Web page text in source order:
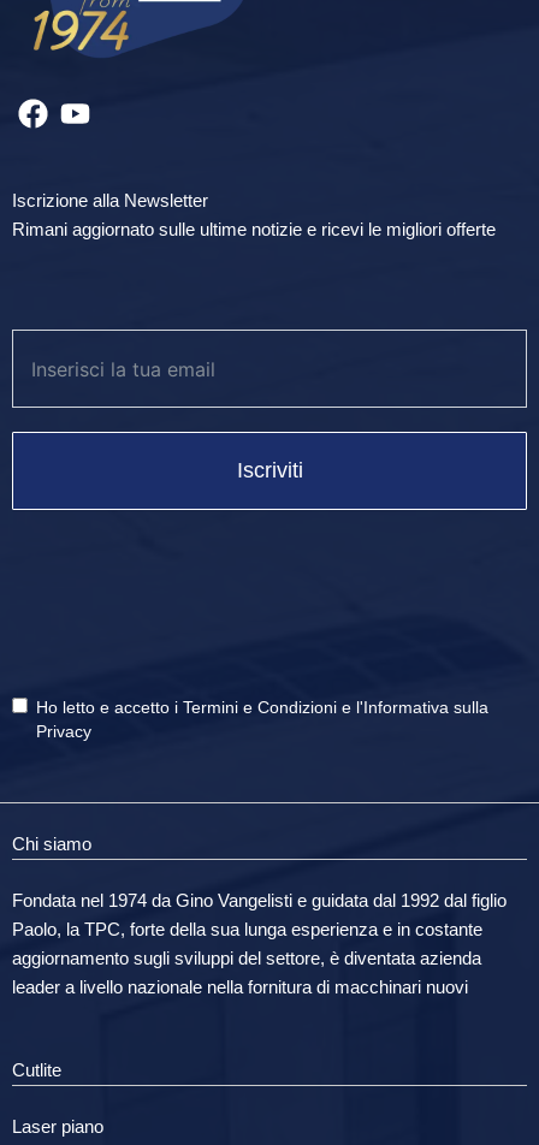
Iscrizione alla Newsletter
Rimani aggiornato sulle ultime notizie e ricevi le migliori offerte
Iscriviti
Ho letto e accetto i Termini e Condizioni e l'Informativa sulla
Privacy
Chi siamo
Fondata nel 1974 da Gino Vangelisti e guidata dal 1992 dal figlio
Paolo, la TPC, forte della sua lunga esperienza e in costante
aggiornamento sugli sviluppi del settore, è diventata azienda
leader a livello nazionale nella fornitura di macchinari nuovi
Cutlite
Laser piano